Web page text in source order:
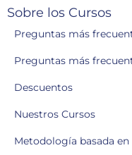
Sobre los Cursos
Preguntas más
Preguntas más
Descuentos
Nuestros Cursos
Metodología basada